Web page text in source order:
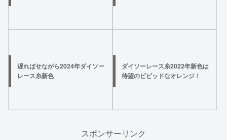
遅ればせながら2024年ダイソー
レース糸新色
ダイソーレース糸2022年新色は
待望のビビッドなオレンジ！
スポンサーリンク